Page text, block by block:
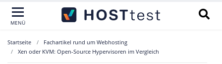
MENÜ
Startseite
Fachartikel rund um Webhosting
Xen oder KVM: Open-Source Hypervisoren im Vergleich